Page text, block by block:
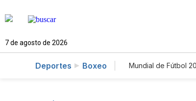
7 de agosto de 2026
Deportes Boxeo Mundial de Fútbol